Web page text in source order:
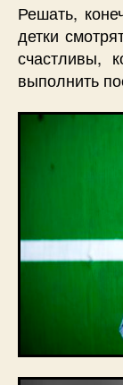
Решать,
детки
счастливы,
выполнить